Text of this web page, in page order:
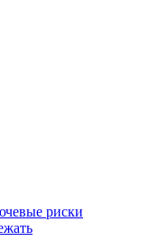
риски